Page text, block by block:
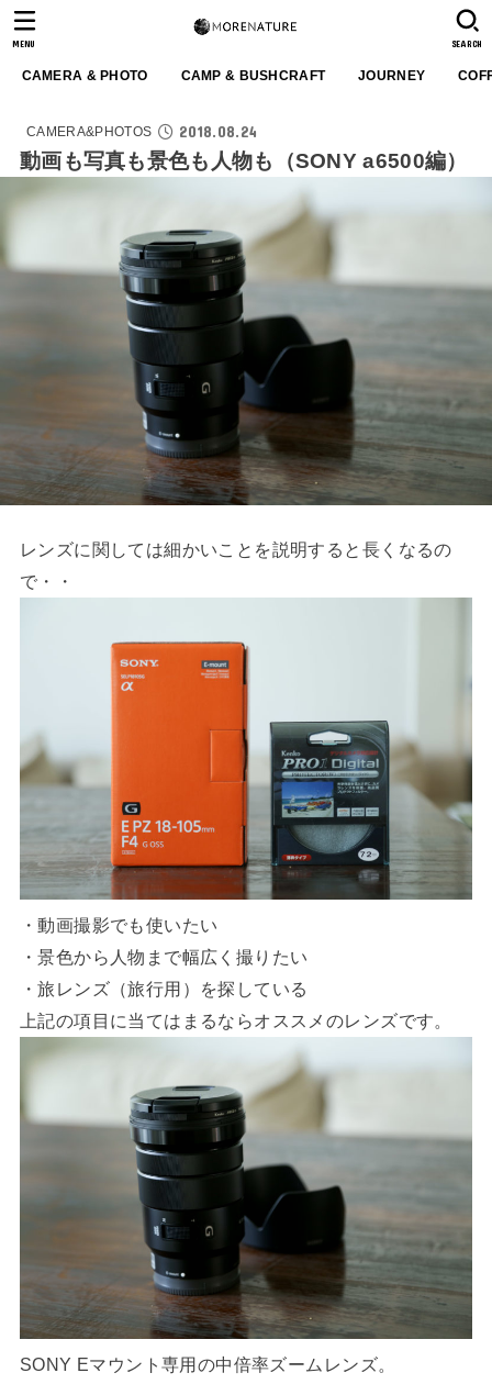
CAMERA & PHOTO CAMP & BUSHCRAFT JOURNEY
SEARCH
MENU
CAMERA&PHOTOS 2018.08.24
動画も写真も景色も人物も（SONY a6500編）
レンズに関しては細かいことを説明すると長くなるの
で・・
・動画撮影でも使いたい
・景色から人物まで幅広く撮りたい
・旅レンズ（旅行用）を探している
上記の項目に当てはまるならオススメのレンズです。
SONY Eマウント専用の中倍率ズームレンズ。